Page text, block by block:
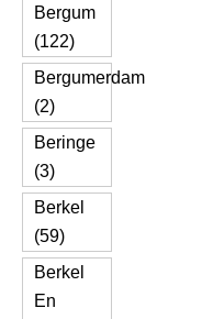
Bergum
(122)
Bergumerdam
(2)
Beringe
(3)
Berkel
(59)
Berkel
En